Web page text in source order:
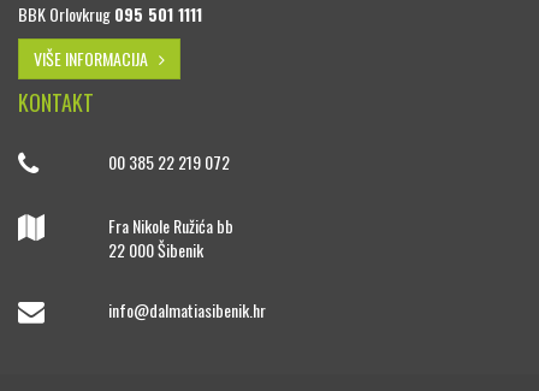
BBK Orlovkrug095 501 1111
VIŠE INFORMACIJA
KONTAKT
00 385 22 219 072
Fra Nikole Ružića bb
22 000 Šibenik
info@dalmatiasibenik.hr